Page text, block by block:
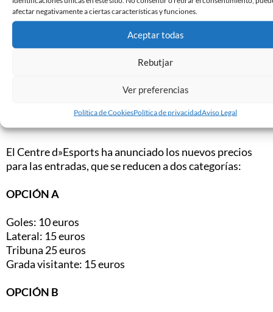
afectar negativamente a ciertas características y funciones.
Aceptar todas
Rebutjar
Ver preferencias
Política de CookiesPolítica de privacidadAviso Legal
Los abonos de la temporada 2014-15 serán válidos
para todos los partidos de liga regular del CE Sabadell
en la Liga Adelante y del filial a Tercera División.
Los carnets de socio se podrán recoger a partir del
Precios de las entradas para los partidos del CE Sabadell en la Nova
El Centre d»Esports ha anunciado los nuevos precios
para las entradas, que se reducen a dos categorías:
OPCIÓN A
Goles: 10 euros
Lateral: 15 euros
Tribuna 25 euros
Grada visitante: 15 euros
OPCIÓN B